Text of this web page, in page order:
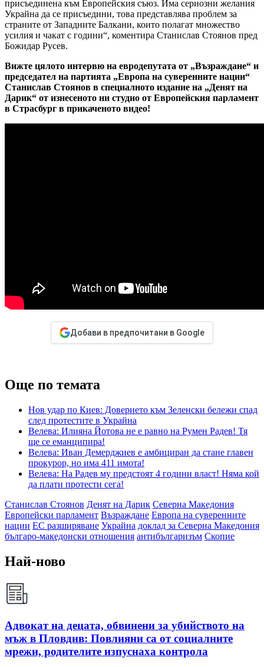
присъединена към Европейския съюз. Има сериозни желания
Украйна да се присъедини, това представлява проблем за
страните от Западните Балкани, които полагат множество
усилия и чакат с години“, коментира Станислав Стоянов пред
Божидар Русев.
Вижте цялото интервю на евродепутата от „Възраждане“ и
председател на партията „Европа на суверенните нации“
Станислав Стоянов в специалното издание на „Денят на
Дарик“ от изнесеното ни студио от Европейския парламент
в Страсбург в прикаченото видео!
Добави в предпочитани в Google
Още по темата
Нов удар по Киев: Доверието към Зеленски бележи спад
след протестите в Украйна
Велева: Илияна Йотова не е равно на Румен Радев! Тя
ще се еманципира!
Велева: Иван Демерджиев е амбициран да стане главен
прокурор, но има 411 имота!
Велева: На Радев му предстоят 4 години власт! Няма кой
да плати протести сега!
Станислав Стоянов Денят на Дарик Северна Македония
Европейски парламент Възраждане Европа на суверенните
нации ЕС разширяване Украйна доклад за Северна Македония
българо-македонски отношения антибългаризъм Скопие
Най-ново
Адвокат на децата, обвинени за убийството на
мъж в Пловдив: Повлияни са от социалните
мрежи, родителите изпуснаха контрола